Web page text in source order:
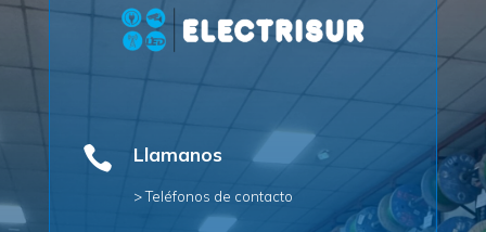
 Llamanos
> Teléfonos de contacto